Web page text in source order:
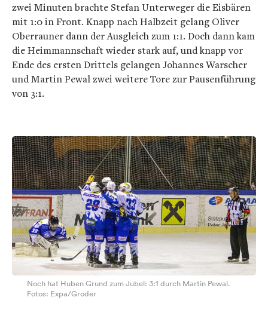
zwei Minuten brachte Stefan Unterweger die Eisbären
mit 1:0 in Front. Knapp nach Halbzeit gelang Oliver
Oberrauner dann der Ausgleich zum 1:1. Doch dann kam
die Heimmannschaft wieder stark auf, und knapp vor
Ende des ersten Drittels gelangen Johannes Warscher
und Martin Pewal zwei weitere Tore zur Pausenführung
von 3:1.
Noch hat Huben Grund zum Jubel: 3:1 durch Martin Pewal.
Fotos: Expa/Groder